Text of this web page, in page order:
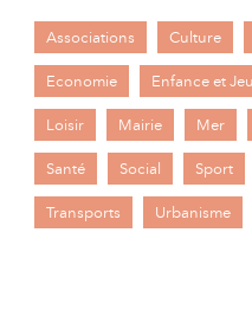
Associations Culture
Economie Enfance et
Loisir Mairie Mer
Santé Social Sport
Transports Urbanisme